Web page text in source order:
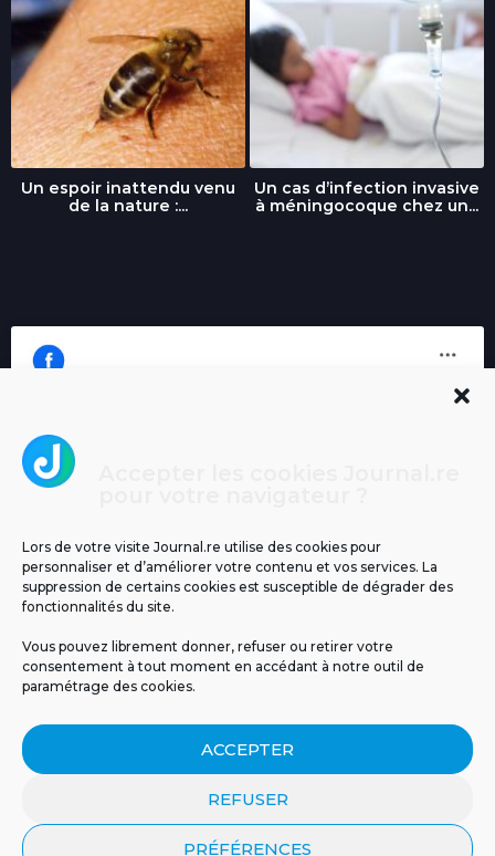
Lors de votre visite Journal.re utilise des cookies pour
personnaliser et d’améliorer votre contenu et vos services. La
suppression de certains cookies est susceptible de dégrader des
fonctionnalités du site.
Vous pouvez librement donner, refuser ou retirer votre
consentement à tout moment en accédant à notre outil de
paramétrage des cookies.
ACCEPTER
REFUSER
PRÉFÉRENCES
Un espoir inattendu venu
de la nature :...
Un cas d’infection invasive
à méningocoque chez un...
MENTIONS LÉGALES PUBLICITÉ
BLOG
NOS ÉMISSIONS
POLITIQUE DE CONFIDENTIALITÉ
CONTACT